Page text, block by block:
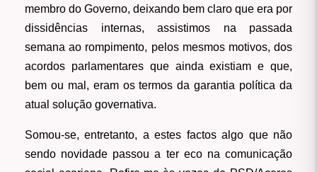
membro do Governo, deixando bem claro que era por
dissidências internas, assistimos na passada
semana ao rompimento, pelos mesmos motivos, dos
acordos parlamentares que ainda existiam e que,
bem ou mal, eram os termos da garantia política da
atual solução governativa.
Somou-se, entretanto, a estes factos algo que não
sendo novidade passou a ter eco na comunicação